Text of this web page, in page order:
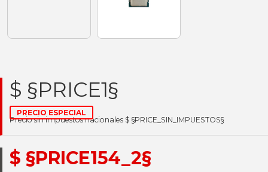
$ §PRICE1§
PRECIO ESPECIAL
Precio sin impuestos nacionales $ §PRICE_SIN_IMPUESTOS§
$ §PRICE154_2§